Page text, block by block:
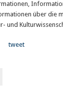
über die
und
tweet